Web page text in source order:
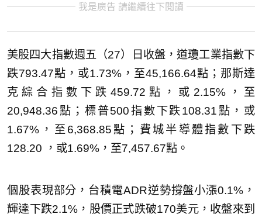
我是廣告 請繼續往下閱讀
美股四大指數週五（27）日收盤，道瓊工業指數下
跌793.47點，或1.73%，至45,166.64點；那斯達
克綜合指數下跌459.72點，或2.15%，至
20,948.36點；標普500指數下跌108.31點，或
1.67%，至6,368.85點；費城半導體指數下跌
128.20 ，或1.69%，至7,457.67點。
個股表現部分，台積電ADR逆勢撐盤小漲0.1%，
輝達下跌2.1%，股價正式跌破170美元，收盤來到